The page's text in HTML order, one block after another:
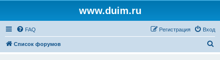
www.duim.ru
FAQ Вход
Регистрация
Список форумов